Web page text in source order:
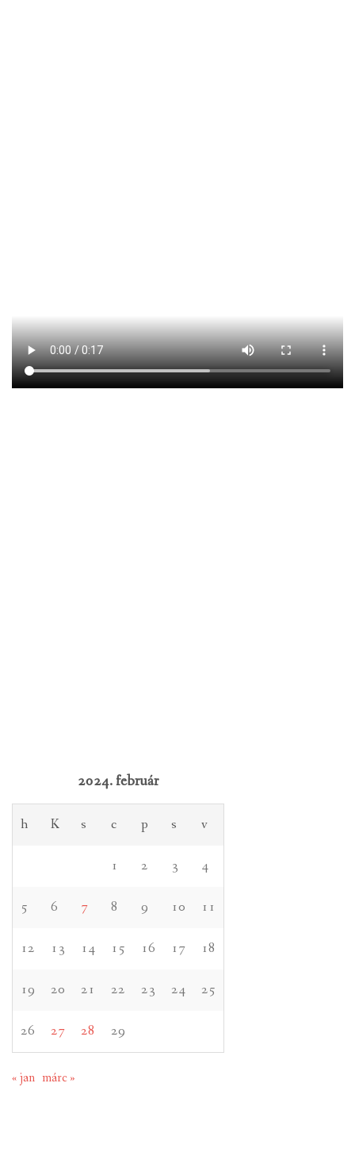
2024. február
h K s c p s v
1 2 3 4
5 6 7 8 9 10 11
12 13 14 15 16 17 18
19 20 21 22 23 24 25
26 27 28 29
« jan márc »